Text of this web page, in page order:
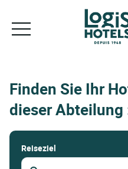
Finden Sie Ihr
dieser Abteilung
Reiseziel